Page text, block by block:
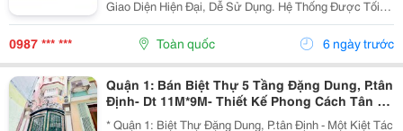
Giao Diện Hiện Đại, Dễ Sử Dụng. Hệ Thống Được Tối
Ưu Để Hoạt Động Ổn Định Trên Cả Điện Thoại Và Máy
Tính, Mang Đến Trải Nghiệm Liền Mạch. Công Nghệ
0987 *** *** Toàn quốc 6 ngày trước
Quận 1: Bán Biệt Thự 5 Tầng Đặng Dung, P.tân
Định- Dt 11M*9M- Thiết Kế Phong Cách Tân Cổ
Điển Classical- Chính Chủ Chào Chỉ 21T
* Quận 1: Biệt Thự Đặng Dung, P.tân Định - Một Kiệt Tác